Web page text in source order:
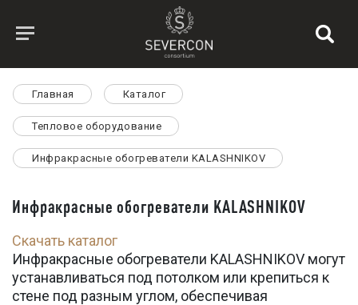
Главная Каталог
Тепловое оборудование
Инфракрасные обогреватели KALASHNIKOV
Инфракрасные обогреватели KALASHNIKOV
Скачать каталог
Инфракрасные обогреватели KALASHNIKOV могут
устанавливаться под потолком или крепиться к
стене под разным углом, обеспечивая